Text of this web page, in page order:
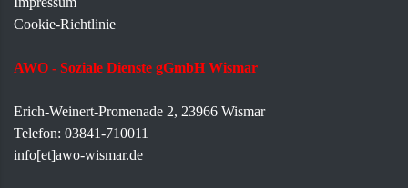
Cookie-Richtlinie
AWO - Soziale Dienste gGmbH Wismar
Erich-Weinert-Promenade 2, 23966 Wismar
Telefon: 03841-710011
info[et]awo-wismar.de